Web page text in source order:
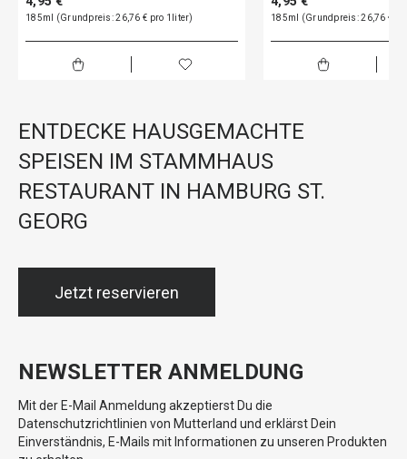
185ml (Grundpreis: 26,76 € pro 1liter) 185ml (Grundpreis: 26,76 €
ENTDECKE HAUSGEMACHTE
SPEISEN IM STAMMHAUS
RESTAURANT IN HAMBURG ST.
GEORG
Jetzt reservieren
NEWSLETTER ANMELDUNG
Mit der E-Mail Anmeldung akzeptierst Du die
Datenschutzrichtlinien von Mutterland und erklärst Dein
Einverständnis, E-Mails mit Informationen zu unseren Produkten